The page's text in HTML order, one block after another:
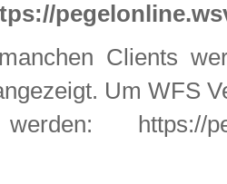
Clients
Um WFS
https://